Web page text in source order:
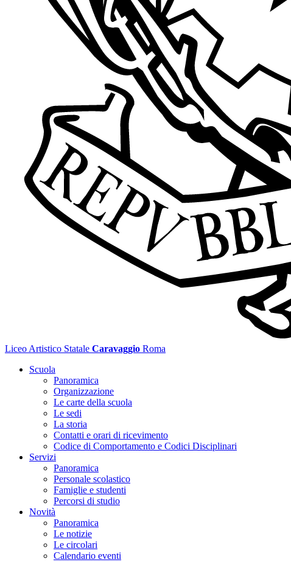
Liceo Artistico Statale Caravaggio Roma
Scuola
Panoramica
Organizzazione
Le carte della scuola
Le sedi
La storia
Contatti e orari di ricevimento
Codice di Comportamento e Codici Disciplinari
Servizi
Panoramica
Personale scolastico
Famiglie e studenti
Percorsi di studio
Novità
Panoramica
Le notizie
Le circolari
Calendario eventi